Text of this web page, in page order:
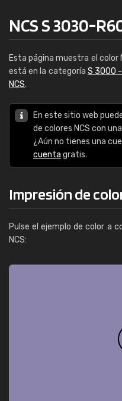
NCS S 3030-
Esta página muestra el color
está en la categoría S 3000
NCS.
En este sitio web
de colores NCS con
¿Aún no tienes una
cuenta gratis.
Impresión de
Pulse el ejemplo de color a
NCS: